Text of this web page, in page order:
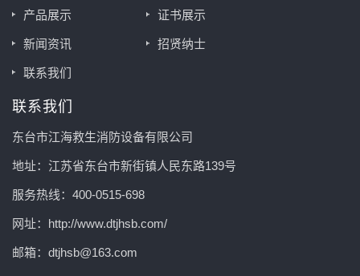
产品展示 证书展示
新闻资讯 招贤纳士
联系我们
联系我们
东台市江海救生消防设备有限公司
地址：江苏省东台市新街镇人民东路139号
服务热线：400-0515-698
网址：http://www.dtjhsb.com/
邮箱：dtjhsb@163.com